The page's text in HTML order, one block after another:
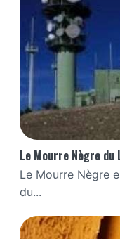
Le Mourre Nègre du
Le Mourre Nègre
du...